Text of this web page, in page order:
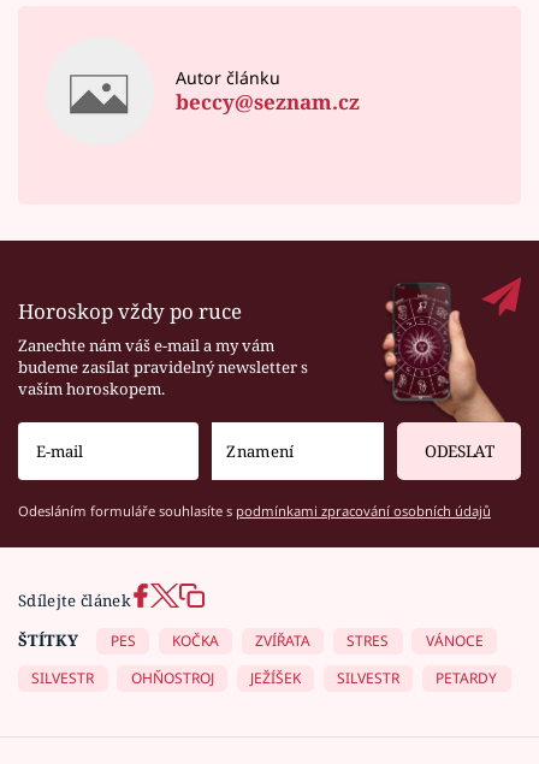
Autor článku
beccy@seznam.cz
Horoskop vždy po ruce
Zanechte nám váš e-mail a my vám
budeme zasílat pravidelný newsletter s
vaším horoskopem.
ODESLAT
Odesláním formuláře souhlasíte s podmínkami zpracování osobních údajů
Sdílejte článek
ŠTÍTKY
PES KOČKA ZVÍŘATA STRES
VÁNOCE
SILVESTR
OHŇOSTROJ JEŽÍŠEK SILVESTR PETARDY